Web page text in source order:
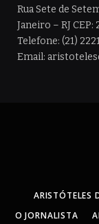
Rua Sete de
Janeiro – RJ
Telefone: (21)
Email:
ARISTÓTELES
O JORNALISTA